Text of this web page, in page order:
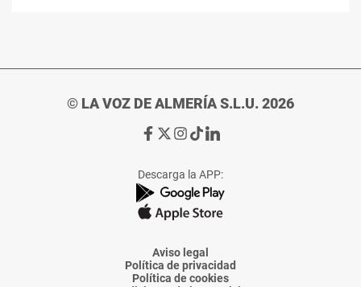
© LA VOZ DE ALMERÍA S.L.U. 2026
Ir
de
La
Voz
Almería
Ir
de
La
Voz
Almería
Ir
de
La
Voz
Almería
Ir
de
La
Voz
Almería
Ir
de
La
Voz
Descarga la APP:
Aviso legal
Política de privacidad
Política de cookies